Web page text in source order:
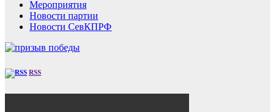
Мероприятия
Новости партии
Новости СевКПРФ
RSS